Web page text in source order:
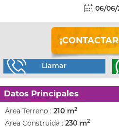
06/06/
Llamar
Datos Principales
Área Terreno : 210 m2
Área Construida : 230 m2